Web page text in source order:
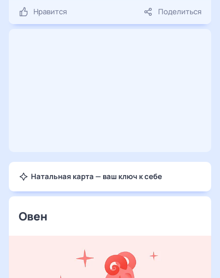
Нравится Поделиться
Натальная карта — ваш ключ к себе
Овен